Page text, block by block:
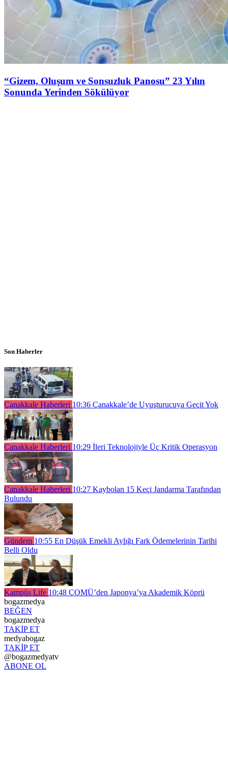
“Gizem, Oluşum ve Sonsuzluk Panosu” 23 Yılın
Sonunda Yerinden Sökülüyor
Son Haberler
Çanakkale Haberleri 10:36 Çanakkale’de Uyuşturucuya Geçit Yok
Çanakkale Haberleri 10:29 İleri Teknolojiyle Üç Kritik Operasyon
Çanakkale Haberleri 10:27 Kaybolan 15 Keçi Jandarma Tarafından
Bulundu
Gündem 10:55 En Düşük Emekli Aylığı Fark Ödemelerinin Tarihi
Belli Oldu
Kampüs Life 10:48 ÇOMÜ’den Japonya’ya Akademik Köprü
bogazmedya
BEĞEN
bogazmedya
TAKİP ET
medyabogaz
TAKİP ET
@bogazmedyatv
ABONE OL